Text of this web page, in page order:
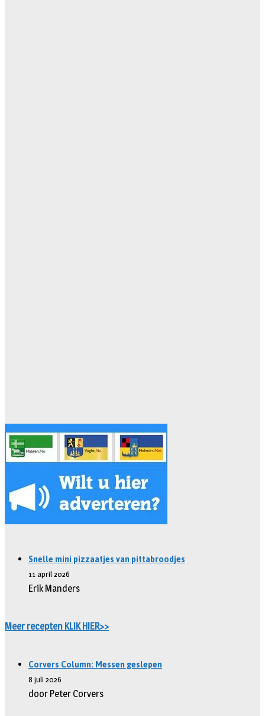
Snelle mini pizzaatjes van pittabroodjes
11 april 2026
Erik Manders
Meer recepten KLIK HIER>>
Corvers Column: Messen geslepen
8 juli 2026
door Peter Corvers